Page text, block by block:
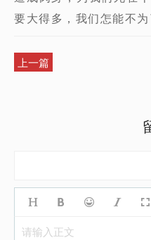
要大得多，我们怎能不
上一篇
请输入正文